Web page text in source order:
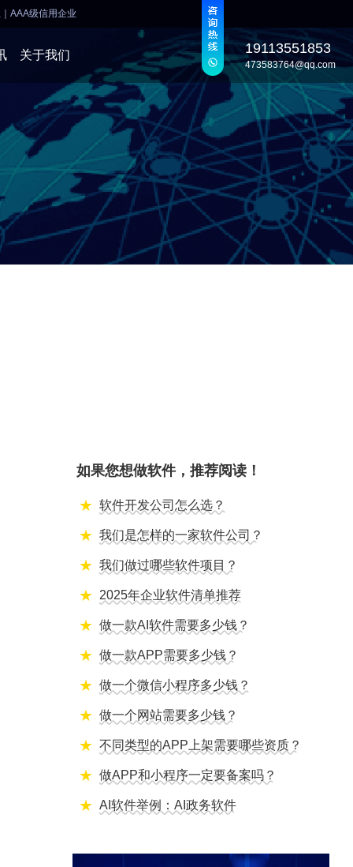
AAA级信用企业
关于我们 19113551853
473583764@qq.com
如果您想做软件，推荐阅读！
软件开发公司怎么选？
我们是怎样的一家软件公司？
我们做过哪些软件项目？
2025年企业软件清单推荐
做一款AI软件需要多少钱？
做一款APP需要多少钱？
做一个微信小程序多少钱？
做一个网站需要多少钱？
不同类型的APP上架需要哪些资质？
做APP和小程序一定要备案吗？
AI软件举例：AI政务软件